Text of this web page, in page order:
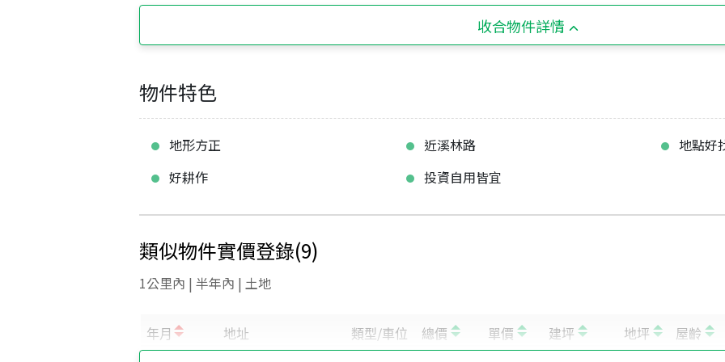
收合物件詳情
物件特色
地形方正 近溪林路
地點好
好耕作
投資自用皆宜
類似物件實價登錄(9)
1公里內 | 半年內 | 土地